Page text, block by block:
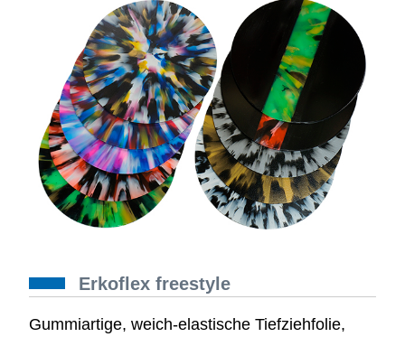
Erkoflex freestyle
Gummiartige, weich-elastische Tiefziehfolie,